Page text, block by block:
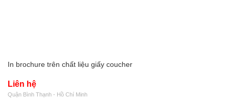
In brochure trên chất liệu giấy coucher
Liên hệ
Quận Bình Thạnh - Hồ Chí Minh